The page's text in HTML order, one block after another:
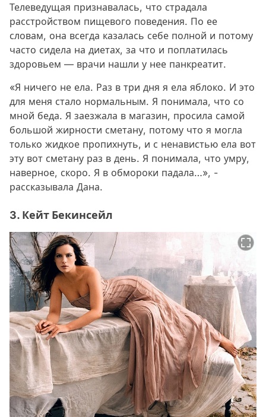
Телеведущая признавалась, что страдала
расстройством пищевого поведения. По ее
словам, она всегда казалась себе полной и потому
часто сидела на диетах, за что и поплатилась
здоровьем — врачи нашли у нее панкреатит.
«Я ничего не ела. Раз в три дня я ела яблоко. И это
для меня стало нормальным. Я понимала, что со
мной беда. Я заезжала в магазин, просила самой
большой жирности сметану, потому что я могла
только жидкое пропихнуть, и с ненавистью ела вот
эту вот сметану раз в день. Я понимала, что умру,
наверное, скоро. Я в обмороки падала…», -
рассказывала Дана.
3. Кейт Бекинсейл